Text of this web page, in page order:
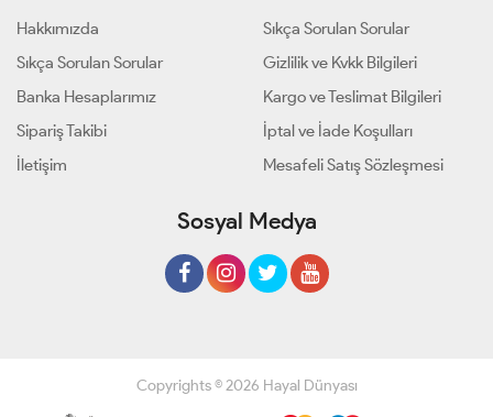
Hakkımızda
Sıkça Sorulan Sorular
Banka Hesaplarımız
Sipariş Takibi
İletişim
Sıkça Sorulan Sorular
Gizlilik ve Kvkk Bilgileri
Kargo ve Teslimat Bilgileri
İptal ve İade Koşulları
Mesafeli Satış Sözleşmesi
Sosyal Medya
Copyrights © 2026 Hayal Dünyası